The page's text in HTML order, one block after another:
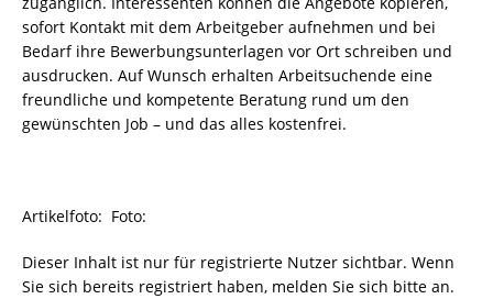
sofort Kontakt mit dem Arbeitgeber aufnehmen und bei
Bedarf ihre Bewerbungsunterlagen vor Ort schreiben und
ausdrucken. Auf Wunsch erhalten Arbeitsuchende eine
freundliche und kompetente Beratung rund um den
gewünschten Job – und das alles kostenfrei.
Artikelfoto: Foto:
Dieser Inhalt ist nur für registrierte Nutzer sichtbar. Wenn
Sie sich bereits registriert haben, melden Sie sich bitte an.